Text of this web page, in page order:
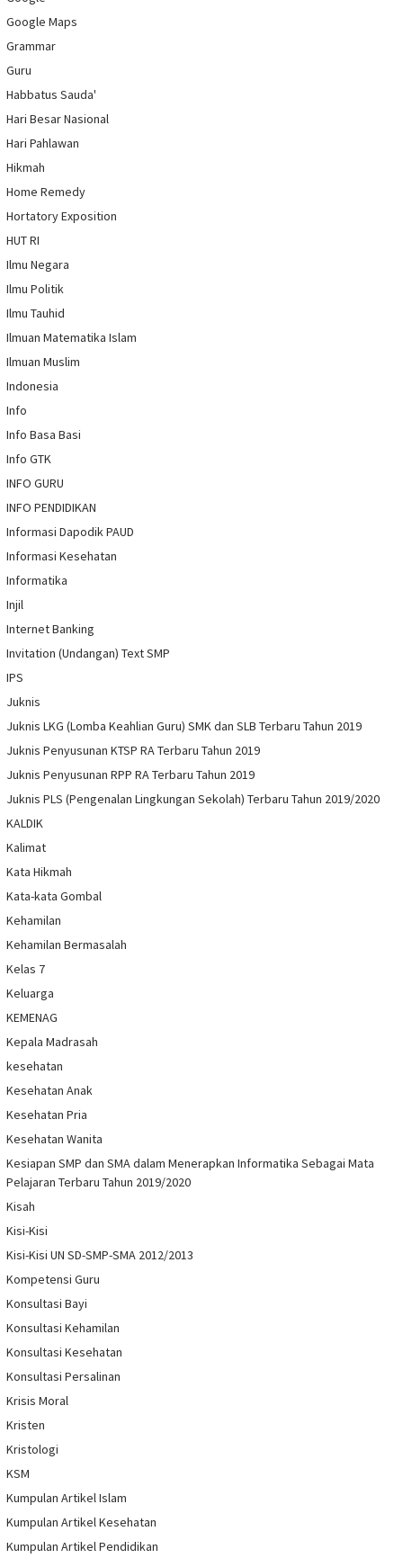
Google Maps
Grammar
Guru
Habbatus Sauda'
Hari Besar Nasional
Hari Pahlawan
Hikmah
Home Remedy
Hortatory Exposition
HUT RI
Ilmu Negara
Ilmu Politik
Ilmu Tauhid
Ilmuan Matematika Islam
Ilmuan Muslim
Indonesia
Info
Info Basa Basi
Info GTK
INFO GURU
INFO PENDIDIKAN
Informasi Dapodik PAUD
Informasi Kesehatan
Informatika
Injil
Internet Banking
Invitation (Undangan) Text SMP
IPS
Juknis
Juknis LKG (Lomba Keahlian Guru) SMK dan SLB Terbaru Tahun 2019
Juknis Penyusunan KTSP RA Terbaru Tahun 2019
Juknis Penyusunan RPP RA Terbaru Tahun 2019
Juknis PLS (Pengenalan Lingkungan Sekolah) Terbaru Tahun 2019/2020
KALDIK
Kalimat
Kata Hikmah
Kata-kata Gombal
Kehamilan
Kehamilan Bermasalah
Kelas 7
Keluarga
KEMENAG
Kepala Madrasah
kesehatan
Kesehatan Anak
Kesehatan Pria
Kesehatan Wanita
Kesiapan SMP dan SMA dalam Menerapkan Informatika Sebagai Mata
Pelajaran Terbaru Tahun 2019/2020
Kisah
Kisi-Kisi
Kisi-Kisi UN SD-SMP-SMA 2012/2013
Kompetensi Guru
Konsultasi Bayi
Konsultasi Kehamilan
Konsultasi Kesehatan
Konsultasi Persalinan
Krisis Moral
Kristen
Kristologi
KSM
Kumpulan Artikel Islam
Kumpulan Artikel Kesehatan
Kumpulan Artikel Pendidikan